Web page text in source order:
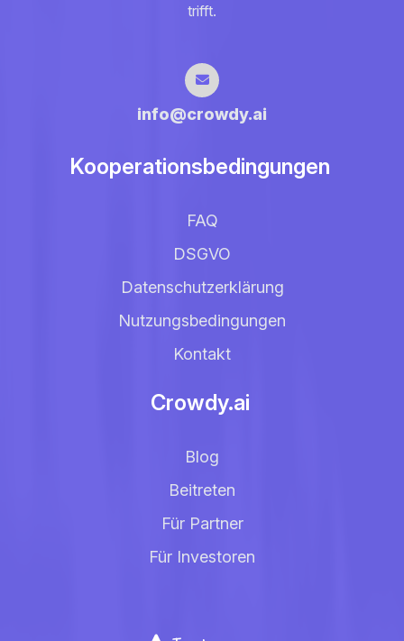
trifft.
info@crowdy.ai
Kooperationsbedingungen
FAQ
DSGVO
Datenschutzerklärung
Nutzungsbedingungen
Kontakt
Crowdy.ai
Blog
Beitreten
Für Partner
Für Investoren